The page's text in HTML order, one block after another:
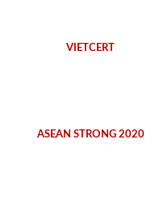
VIETCERT
ASEAN STRONG 2020